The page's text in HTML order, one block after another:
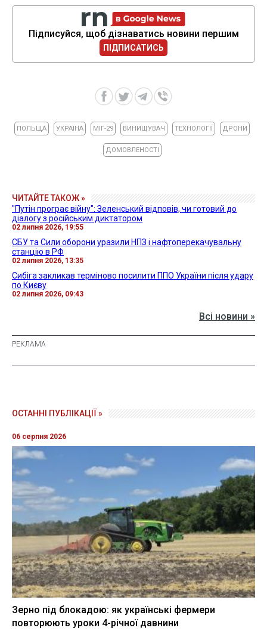
Підписуйся, щоб дізнаватись новини першим
ПІДПИСАТИСЬ
ПОЛЬЩА УКРАЇНА МІГ-29 ВИНИЩУВАЧ ТЕХНОЛОГІЇ ДРОНИ
ДОМОВЛЕНОСТІ
ЧИТАЙТЕ ТАКОЖ »
"Путін програє війну": Зеленський відповів, чи готовий до
діалогу з російським диктатором
02 липня 2026, 19:55
СБУ та Сили оборони уразили НПЗ і нафтоперекачувальну
станцію в РФ
02 липня 2026, 13:35
Сибіга закликав терміново посилити ППО України після удару
по Києву
02 липня 2026, 09:43
Всі новини »
ОСТАННІ ПУБЛІКАЦІЇ »
06 серпня 2026
Зерно під блокадою: як українські фермери
повторюють уроки 4-річної давнини